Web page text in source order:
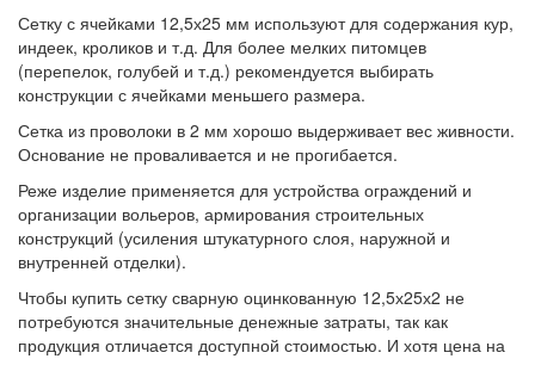
Сетку с ячейками 12,5х25 мм используют для содержания кур,
индеек, кроликов и т.д. Для более мелких питомцев
(перепелок, голубей и т.д.) рекомендуется выбирать
конструкции с ячейками меньшего размера.
Сетка из проволоки в 2 мм хорошо выдерживает вес живности.
Основание не проваливается и не прогибается.
Реже изделие применяется для устройства ограждений и
организации вольеров, армирования строительных
конструкций (усиления штукатурного слоя, наружной и
внутренней отделки).
Чтобы купить сетку сварную оцинкованную 12,5х25х2 не
потребуются значительные денежные затраты, так как
продукция отличается доступной стоимостью. И хотя цена на